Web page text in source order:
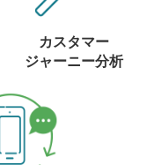
カスタマー
ジャーニー分析